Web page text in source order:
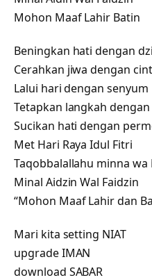
Mohon Maaf Lahir Batin
Beningkan hati dengan
Cerahkan jiwa dengan
Lalui hari dengan senyum
Tetapkan langkah
Sucikan hati dengan
Met Hari Raya Idul Fitri
Taqobbalallahu minna wa
Minal Aidzin Wal Faidzin
“Mohon Maaf Lahir dan
Mari kita setting NIAT
upgrade IMAN
download SABAR